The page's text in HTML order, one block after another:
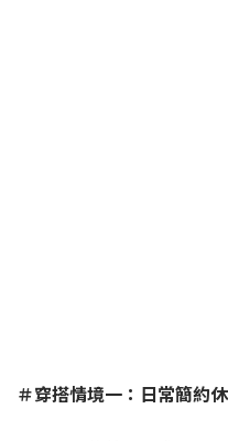
＃穿搭情境一：日常簡約